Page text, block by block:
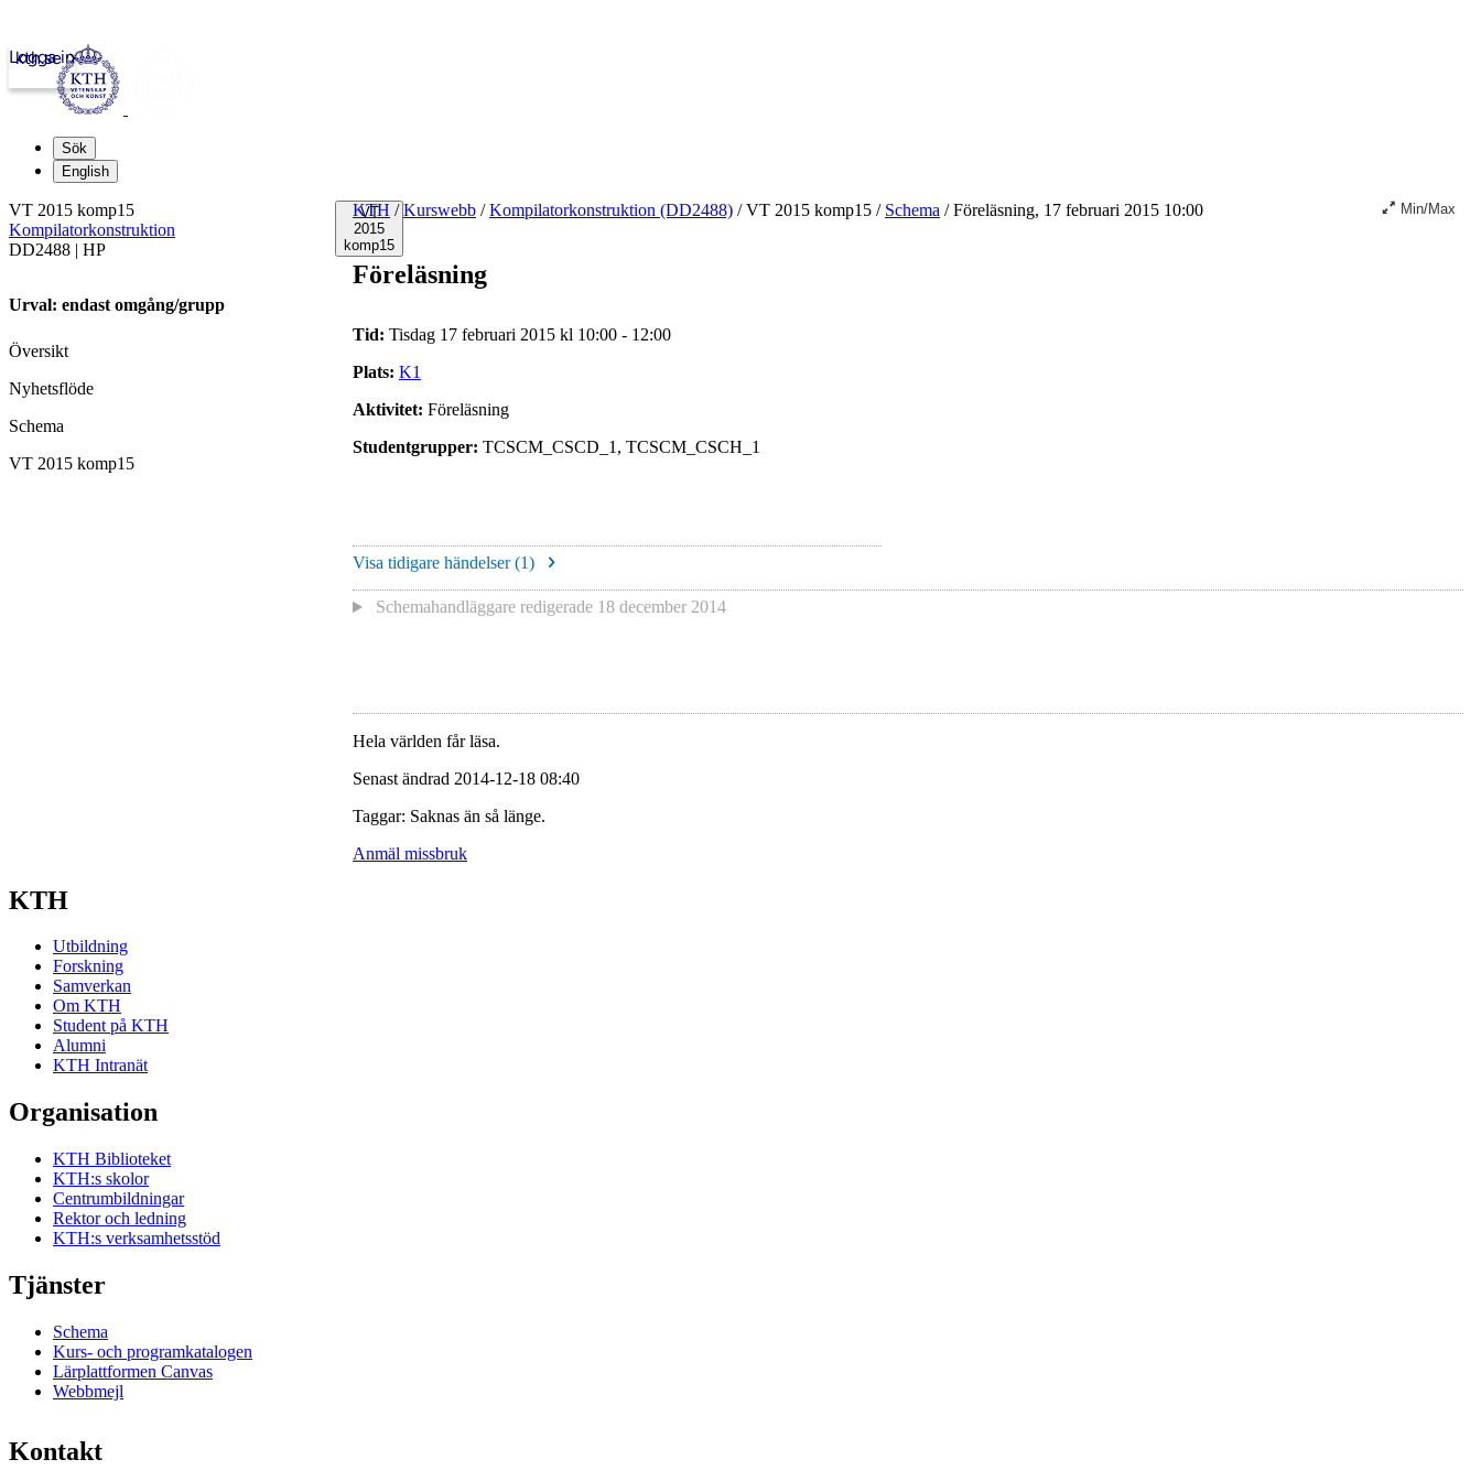
kth.se
Logga in
Sök
English
VT
2015
komp15
KTH / Kurswebb / Kompilatorkonstruktion (DD2488) /VT 2015 komp15 / Schema /Föreläsning, 17 februari 2015 10:00 Min/Max
Föreläsning
Tid: Tisdag 17 februari 2015 kl 10:00 - 12:00
Plats: K1
Aktivitet: Föreläsning
Studentgrupper: TCSCM_CSCD_1, TCSCM_CSCH_1
Visa tidigare händelser (1)
Schemahandläggare redigerade 18 december 2014
Hela världen får läsa.
Senast ändrad 2014-12-18 08:40
Taggar: Saknas än så länge.
Anmäl missbruk
VT 2015 komp15
Kompilatorkonstruktion
DD2488 | HP
Urval: endast omgång/grupp
Översikt
Nyhetsflöde
Schema
VT 2015 komp15
KTH
Utbildning
Forskning
Samverkan
Om KTH
Student på KTH
Alumni
KTH Intranät
Organisation
KTH Biblioteket
KTH:s skolor
Centrumbildningar
Rektor och ledning
KTH:s verksamhetsstöd
Tjänster
Schema
Kurs- och programkatalogen
Lärplattformen Canvas
Webbmejl
Kontakt